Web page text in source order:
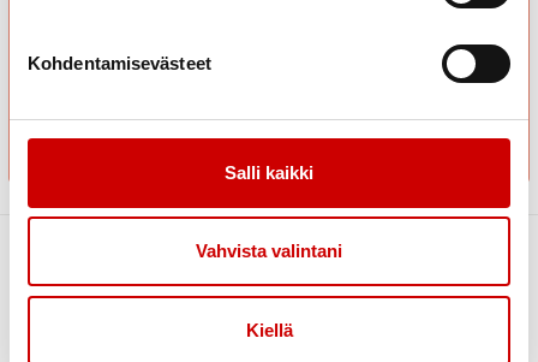
Kohdentamisevästeet
Salli kaikki
Vahvista valintani
Kiellä
Link to instagram
Link to youtube